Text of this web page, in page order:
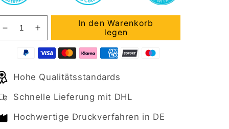
Verringere
die
Menge
Badelatschen
Erhöhe
die
Menge
Badelatschen
In den Warenkorb
legen
Hohe Qualitätsstandards
Schnelle Lieferung mit DHL
Hochwertige Druckverfahren in DE